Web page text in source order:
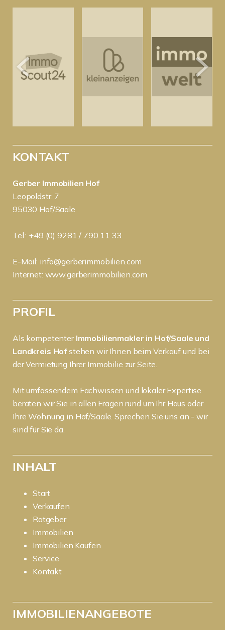
KONTAKT
Gerber Immobilien Hof
Leopoldstr. 7
95030 Hof/Saale
Tel.: +49 (0) 9281 / 790 11 33
E-Mail: info@gerberimmobilien.com
Internet: www.gerberimmobilien.com
PROFIL
Als kompetenter Immobilienmakler in Hof/Saale und
Landkreis Hofstehen wir Ihnen beim Verkauf und bei
der Vermietung Ihrer Immobilie zur Seite.
Mit umfassendem Fachwissen und lokaler Expertise
beraten wir Sie in allen Fragen rund um Ihr Haus oder
Ihre Wohnung in Hof/Saale. Sprechen Sie uns an - wir
sind für Sie da.
INHALT
Start
Verkaufen
Ratgeber
Immobilien
Immobilien Kaufen
Service
Kontakt
IMMOBILIENANGEBOTE